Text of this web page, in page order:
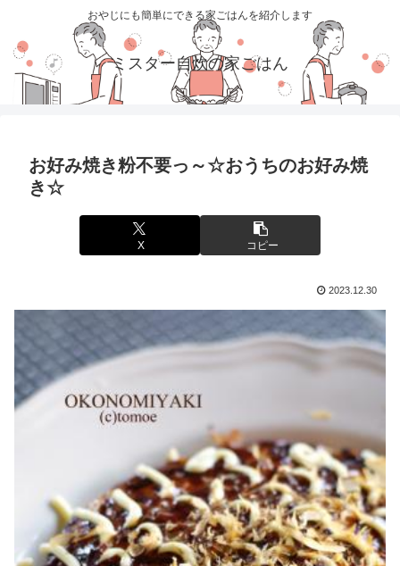
おやじにも簡単にできる家ごはんを紹介します
ミスター自炊の家ごはん
お好み焼き粉不要っ～☆おうちのお好み焼
き☆
X コピー
2023.12.30